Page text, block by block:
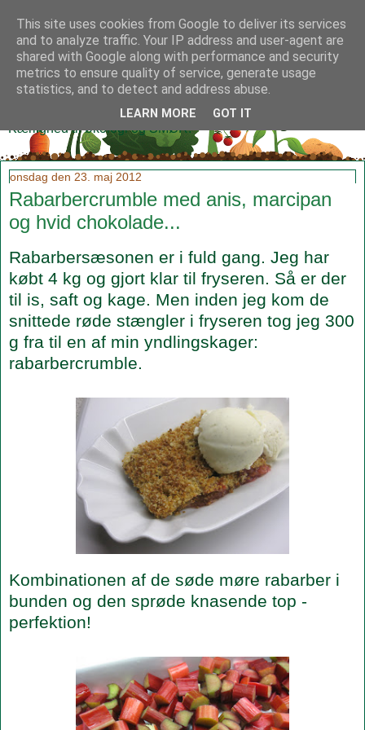
Klidmoster.dk
Kærlighed til økologi og SMØR!
onsdag den 23. maj 2012
Rabarbercrumble med anis, marcipan
og hvid chokolade...
Rabarbersæsonen er i fuld gang. Jeg har
købt 4 kg og gjort klar til fryseren. Så er der
til is, saft og kage. Men inden jeg kom de
snittede røde stængler i fryseren tog jeg 300
g fra til en af min yndlingskager:
rabarbercrumble.
Kombinationen af de søde møre rabarber i
bunden og den sprøde knasende top -
perfektion!
This site uses cookies from Google to deliver its services
and to analyze traffic. Your IP address and user-agent are
shared with Google along with performance and security
metrics to ensure quality of service, generate usage
statistics, and to detect and address abuse.
LEARN MORE GOT IT